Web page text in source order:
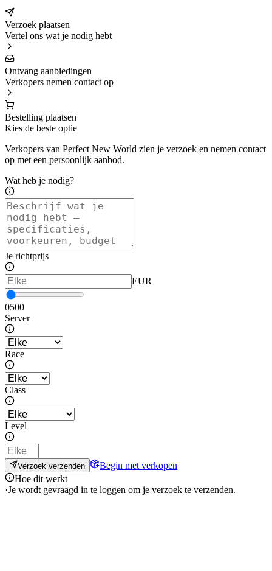
Verzoek plaatsen
Vertel ons wat je nodig hebt
Ontvang aanbiedingen
Verkopers nemen contact op
Bestelling plaatsen
Kies de beste optie
Verkopers van Perfect New World zien je verzoek en nemen contact
op met een persoonlijk aanbod.
Wat heb je nodig?
Je richtprijs
EUR
0500
Server
Race
Class
Level
Verzoek verzenden
Begin met verkopen
Hoe dit werkt
·Je wordt gevraagd in te loggen om je verzoek te verzenden.